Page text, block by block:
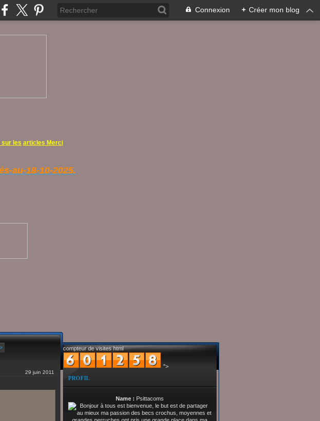
Connexion + Créer mon blog
sur les articles Merci
au-18-10-2025.
29 juin 2011
compteur de visites html
">
PROFIL
Name : Psittacoms